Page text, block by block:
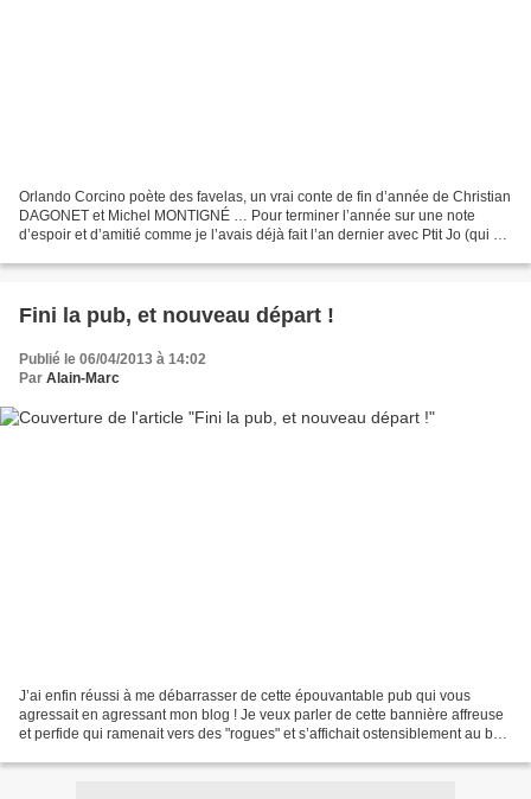
Orlando Corcino poète des favelas, un vrai conte de fin d’année de Christian
DAGONET et Michel MONTIGNÉ … Pour terminer l’année sur une note
d’espoir et d’amitié comme je l’avais déjà fait l’an dernier avec Ptit Jo (qui va
Fini la pub, et nouveau départ !
Publié le 06/04/2013 à 14:02
Par Alain-Marc
J’ai enfin réussi à me débarrasser de cette épouvantable pub qui vous
agressait en agressant mon blog ! Je veux parler de cette bannière affreuse
et perfide qui ramenait vers des "rogues" et s’affichait ostensiblement au bas